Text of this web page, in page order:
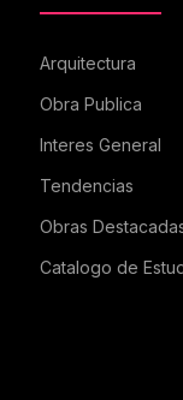
Arquitectura
Obra Publica
Interes General
Tendencias
Obras
Catalogo de